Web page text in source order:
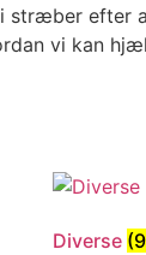
stræber
vi kan
Diverse